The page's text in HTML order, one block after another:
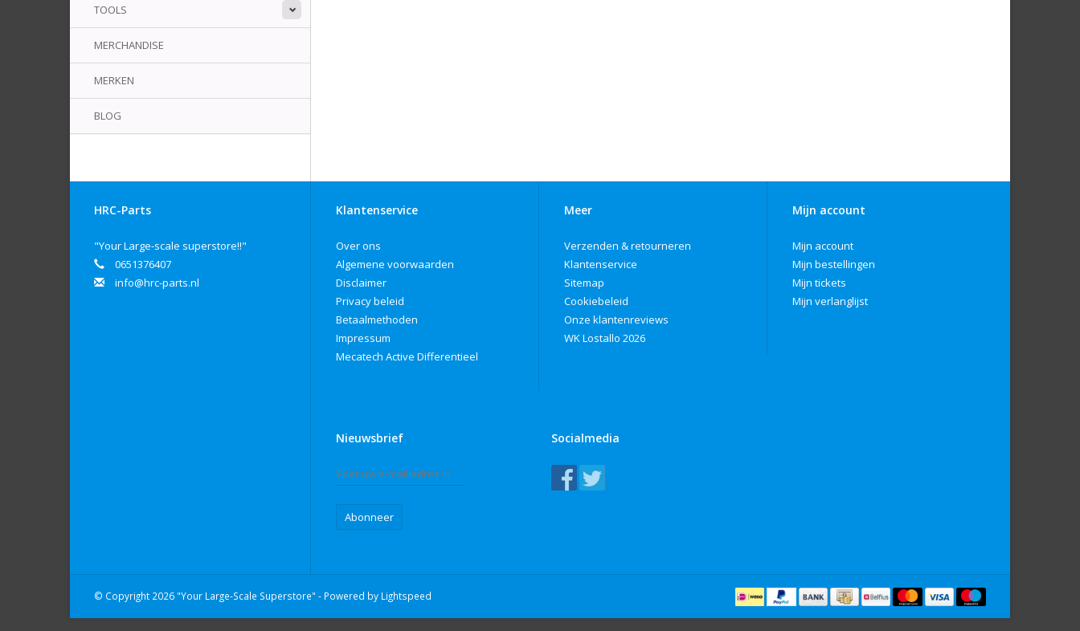
TOOLS
MERCHANDISE
MERKEN
BLOG
HRC-Parts
"Your Large-scale superstore!!"
0651376407
info@hrc-parts.nl
Klantenservice
Over ons
Algemene voorwaarden
Disclaimer
Privacy beleid
Betaalmethoden
Impressum
Mecatech Active Differentieel
Meer
Verzenden & retourneren
Klantenservice
Sitemap
Cookiebeleid
Onze klantenreviews
WK Lostallo 2026
Mijn account
Mijn account
Mijn bestellingen
Mijn tickets
Mijn verlanglijst
Nieuwsbrief
Abonneer
Socialmedia
© Copyright 2026 "Your Large-Scale Superstore" - Powered by Lightspeed